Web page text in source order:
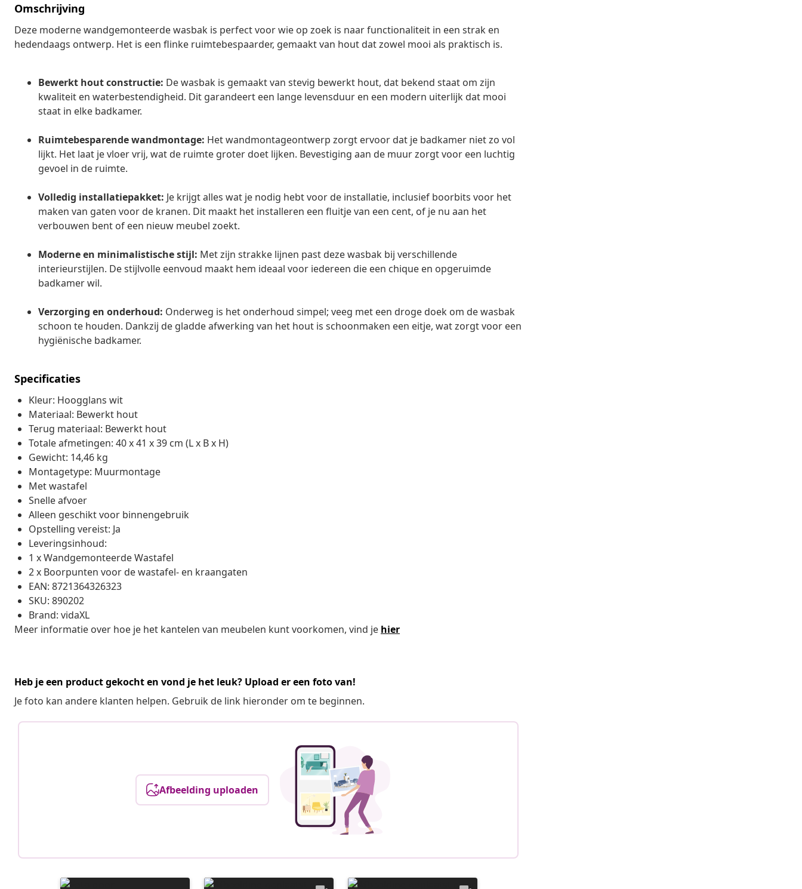
Omschrijving
Deze moderne wandgemonteerde wasbak is perfect voor wie op zoek is naar functionaliteit in een strak en
hedendaags ontwerp. Het is een flinke ruimtebespaarder, gemaakt van hout dat zowel mooi als praktisch is.
Bewerkt hout constructie: De wasbak is gemaakt van stevig bewerkt hout, dat bekend staat om zijn
kwaliteit en waterbestendigheid. Dit garandeert een lange levensduur en een modern uiterlijk dat mooi
staat in elke badkamer.
Ruimtebesparende wandmontage: Het wandmontageontwerp zorgt ervoor dat je badkamer niet zo vol
lijkt. Het laat je vloer vrij, wat de ruimte groter doet lijken. Bevestiging aan de muur zorgt voor een luchtig
gevoel in de ruimte.
Volledig installatiepakket: Je krijgt alles wat je nodig hebt voor de installatie, inclusief boorbits voor het
maken van gaten voor de kranen. Dit maakt het installeren een fluitje van een cent, of je nu aan het
verbouwen bent of een nieuw meubel zoekt.
Moderne en minimalistische stijl: Met zijn strakke lijnen past deze wasbak bij verschillende
interieurstijlen. De stijlvolle eenvoud maakt hem ideaal voor iedereen die een chique en opgeruimde
badkamer wil.
Verzorging en onderhoud: Onderweg is het onderhoud simpel; veeg met een droge doek om de wasbak
schoon te houden. Dankzij de gladde afwerking van het hout is schoonmaken een eitje, wat zorgt voor een
hygiënische badkamer.
Specificaties
Kleur: Hoogglans wit
Materiaal: Bewerkt hout
Terug materiaal: Bewerkt hout
Totale afmetingen: 40 x 41 x 39 cm (L x B x H)
Gewicht: 14,46 kg
Montagetype: Muurmontage
Met wastafel
Snelle afvoer
Alleen geschikt voor binnengebruik
Opstelling vereist: Ja
Leveringsinhoud:
1 x Wandgemonteerde Wastafel
2 x Boorpunten voor de wastafel- en kraangaten
EAN: 8721364326323
SKU: 890202
Brand: vidaXL
Meer informatie over hoe je het kantelen van meubelen kunt voorkomen, vind je hier
Heb je een product gekocht en vond je het leuk? Upload er een foto van!
Je foto kan andere klanten helpen. Gebruik de link hieronder om te beginnen.
Afbeelding uploaden